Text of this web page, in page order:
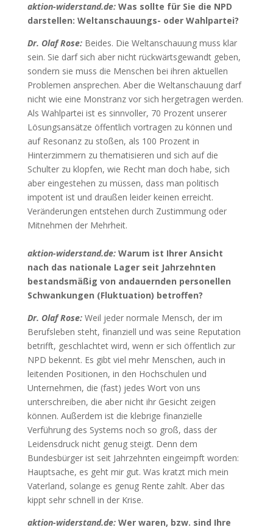
aktion-widerstand.de:Was sollte für Sie die NPD
darstellen: Weltanschauungs- oder Wahlpartei?
Dr. Olaf Rose: Beides. Die Weltanschauung muss klar
sein. Sie darf sich aber nicht rückwärtsgewandt geben,
sondern sie muss die Menschen bei ihren aktuellen
Problemen ansprechen. Aber die Weltanschauung darf
nicht wie eine Monstranz vor sich hergetragen werden.
Als Wahlpartei ist es sinnvoller, 70 Prozent unserer
Lösungsansätze öffentlich vortragen zu können und
auf Resonanz zu stoßen, als 100 Prozent in
Hinterzimmern zu thematisieren und sich auf die
Schulter zu klopfen, wie Recht man doch habe, sich
aber eingestehen zu müssen, dass man politisch
impotent ist und draußen leider keinen erreicht.
Veränderungen entstehen durch Zustimmung oder
Mitnehmen der Mehrheit.
aktion-widerstand.de:Warum ist Ihrer Ansicht
nach das nationale Lager seit Jahrzehnten
bestandsmäßig von andauernden personellen
Schwankungen (Fluktuation) betroffen?
Dr. Olaf Rose:Weil jeder normale Mensch, der im
Berufsleben steht, finanziell und was seine Reputation
betrifft, geschlachtet wird, wenn er sich öffentlich zur
NPD bekennt. Es gibt viel mehr Menschen, auch in
leitenden Positionen, in den Hochschulen und
Unternehmen, die (fast) jedes Wort von uns
unterschreiben, die aber nicht ihr Gesicht zeigen
können. Außerdem ist die klebrige finanzielle
Verführung des Systems noch so groß, dass der
Leidensdruck nicht genug steigt. Denn dem
Bundesbürger ist seit Jahrzehnten eingeimpft worden:
Hauptsache, es geht mir gut. Was kratzt mich mein
Vaterland, solange es genug Rente zahlt. Aber das
kippt sehr schnell in der Krise.
aktion-widerstand.de:Wer waren, bzw. sind Ihre